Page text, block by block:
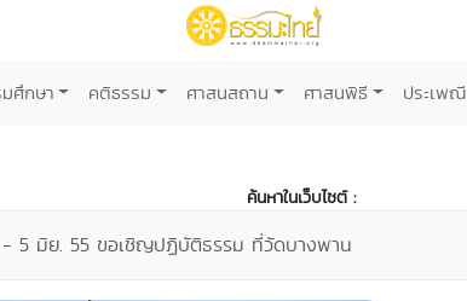
ศึกษา คติธรรม ศาสนสถาน ศาสนพิธี ประเพณี
ค้นหาในเว็บไซต์ :
- 5 มิย. 55 ขอเชิญปฏิบัติธรรม ที่วัดบางพาน